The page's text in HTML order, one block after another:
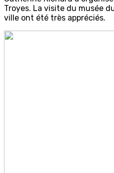
Troyes. La visite du musée
ville ont été très appréciés.